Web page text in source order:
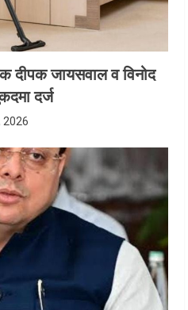
दीपक जायसवाल व विनोद
दर्ज
2026